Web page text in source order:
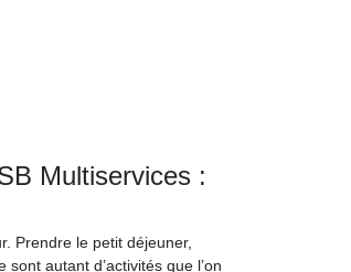
Multiservices :
Prendre le petit déjeuner,
autant d’activités que l’on